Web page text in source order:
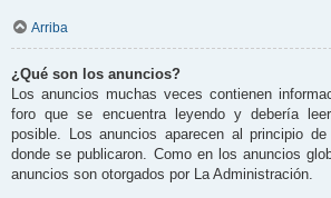
Arriba
¿Qué son los anuncios?
Los anuncios muchas veces contienen
foro que se encuentra leyendo y debería
posible. Los anuncios aparecen al principio
donde se publicaron. Como en los anuncios
anuncios son otorgados por La Administración.